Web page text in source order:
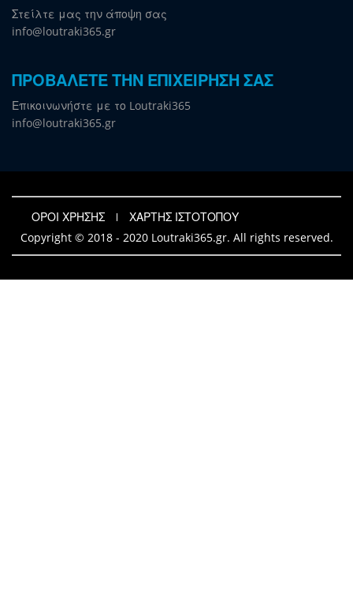
Στείλτε μας την άποψη σας
info@loutraki365.gr
ΠΡΟΒΑΛΕΤΕ ΤΗΝ ΕΠΙΧΕΙΡΗΣΗ ΣΑΣ
Επικοινωνήστε με το Loutraki365
info@loutraki365.gr
ΟΡΟΙ ΧΡΗΣΗΣ
ΧΑΡΤΗΣ ΙΣΤΟΤΟΠΟΥ
Copyright © 2018 - 2020 Loutraki365.gr. All rights reserved.